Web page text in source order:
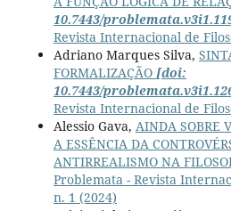
10.7443/
Revista Internacional de
Adriano Marques Silva,
FORMALIZAÇÃO [doi:
10.7443/
Revista Internacional de
Alessio Gava, AINDA SOBRE
A ESSÊNCIA DA
ANTIRREALISMO NA
Problemata - Revista
n. 1 (2024)